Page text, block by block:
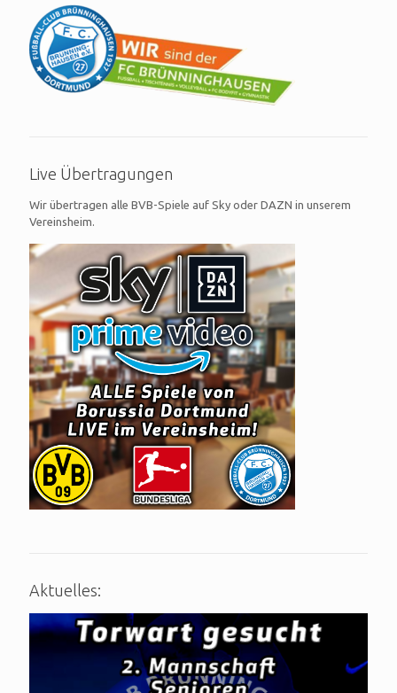
Live Übertragungen
Wir übertragen alle BVB-Spiele auf Sky oder DAZN in unserem
Vereinsheim.
Aktuelles: